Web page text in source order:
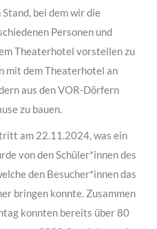
bei dem wir die
Personen und
Theaterhotel vorstellen zu
mit dem Theaterhotel an
aus den VOR-Dörfern
zu bauen.
am 22.11.2024, was ein
von den Schüler*innen des
den Besucher*innen das
bringen konnte. Zusammen
konnten bereits über 80